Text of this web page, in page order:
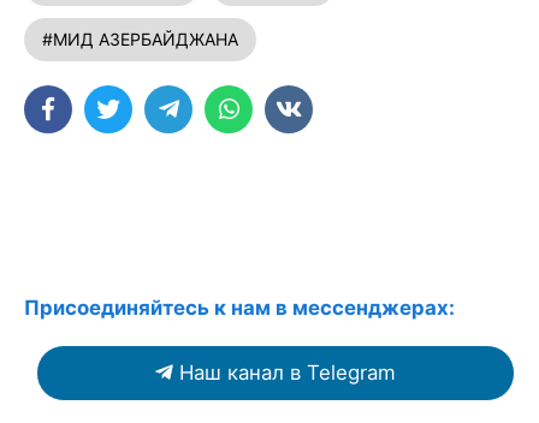
#МИД АЗЕРБАЙДЖАНА
Присоединяйтесь к нам в мессенджерах:
Наш канал в Telegram